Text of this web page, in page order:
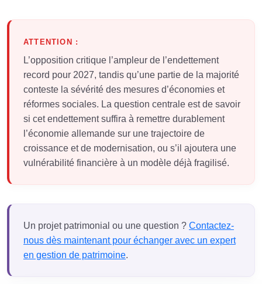
ATTENTION :
L’opposition critique l’ampleur de l’endettement
record pour 2027, tandis qu’une partie de la majorité
conteste la sévérité des mesures d’économies et
réformes sociales. La question centrale est de savoir
si cet endettement suffira à remettre durablement
l’économie allemande sur une trajectoire de
croissance et de modernisation, ou s’il ajoutera une
vulnérabilité financière à un modèle déjà fragilisé.
Un projet patrimonial ou une question ? Contactez-
nous dès maintenant pour échanger avec un expert
en gestion de patrimoine.